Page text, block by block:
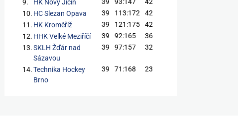
9. HK Nový Jičín
10. HC Slezan Opava 39 113:172
42
11. HK Kroměříž 39 121:175
42
12. HHK Velké Meziříčí 39 92:165
36
13. SKLH Žďár nad
Sázavou
39 97:157 32
14. Technika Hockey
Brno
39 71:168 23